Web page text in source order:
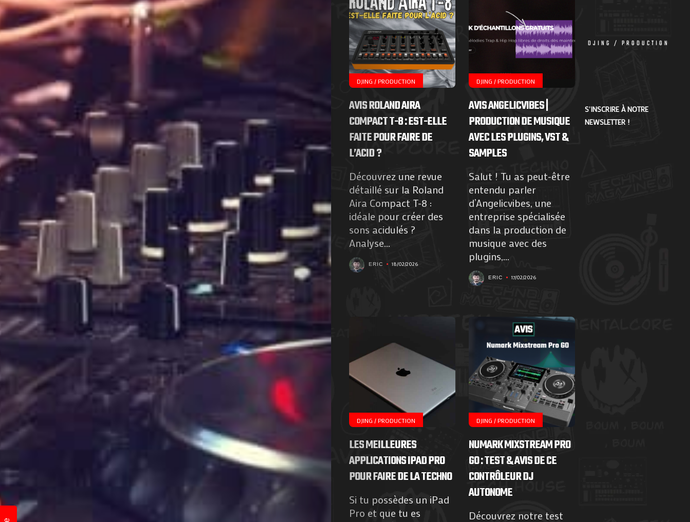
Agenda
Galerie
Photos
Magazine
À
DJING / PRODUCTION
AVIS ROLAND AIRA
COMPACT T-8 : EST-ELLE
FAITE POUR FAIRE DE
L’ACID ?
Découvrez une revue
détaillé sur la Roland
Aira Compact T-8 :
idéale pour créer des
sons acidulés ?
Analyse...
ERIC 18/02/2026
DJING / PRODUCTION
AVIS ANGELICVIBES |
PRODUCTION DE MUSIQUE
AVEC LES PLUGINS, VST &
SAMPLES
Salut ! Tu as peut-être
entendu parler
d’Angelicvibes, une
entreprise spécialisée
dans la production de
musique avec des
plugins,...
ERIC 17/02/2026
DJING / PRODUCTION
LES MEILLEURES
APPLICATIONS IPAD PRO
POUR FAIRE DE LA TECHNO
Si tu possèdes un iPad
Pro et que tu es
DJING / PRODUCTION
NUMARK MIXSTREAM PRO
GO : TEST & AVIS DE CE
CONTRÔLEUR DJ
AUTONOME
Découvrez notre test
DJING / PRODUCTION
S'INSCRIRE À NOTRE
NEWSLETTER !